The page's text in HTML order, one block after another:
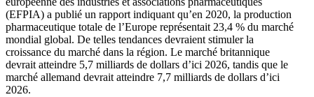
(EFPIA) a publié un rapport indiquant qu’en 2020, la production
pharmaceutique totale de l’Europe représentait 23,4 % du marché
mondial global. De telles tendances devraient stimuler la
croissance du marché dans la région. Le marché britannique
devrait atteindre 5,7 milliards de dollars d’ici 2026, tandis que le
marché allemand devrait atteindre 7,7 milliards de dollars d’ici
2026.